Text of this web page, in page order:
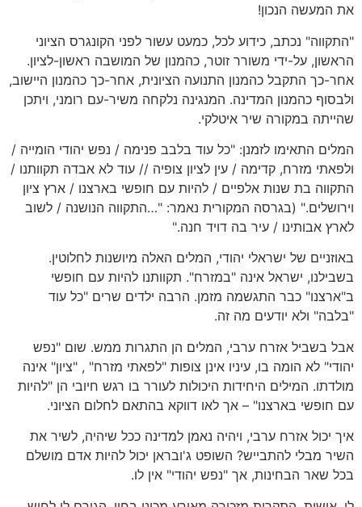
את המעשה הנכון!
"התקווה" נכתב, כידוע לכל, כמעט עשור לפני הקונגרס הציוני
הראשון, על-ידי משורר זוטר, כהמנון של המושבה ראשון-לציון.
אחר-כך התקבל כהמנון התנועה הציונית, אחר-כך כהמנון היישוב,
ולבסוף כהמנון המדינה. המנגינה נלקחה משיר-עם רומני, ויתכן
שהייתה במקורה שיר איטלקי.
המלים התאימו לזמנן: "כל עוד בלבב פנימה / נפש יהודי הומייה /
ולפאתי מזרח, קדימה / עין לציון צופיה // עוד לא אבדה תקוותנו /
התקווה בת שנות אלפיים / להיות עם חופשי בארצנו / ארץ ציון
וירושלים." (בגרסה המקורית נאמר: "…התקווה הנושנה / לשוב
לארץ אבותינו / עיר בה דויד חנה."
באוזניים של ישראלי יהודי, המלים האלה מיושנות לחלוטין.
בשבילנו, ישראל אינה "במזרח". תקוותנו להיות עם חופשי
ב"ארצנו" כבר התגשמה מזמן. הרבה ילדים שרים "כל עוד
"בלבה" ולא יודעים מה זה.
אבל בשביל אזרח ערבי, המלים הן התגרות ממש. שום "נפש
יהודי" לא הומה בו, עיניו אינן צופות "לפאתי מזרח" , "ציון" אינה
מולדתו. המילים היחידות היכולות לעורר בו רגש חיובי הן "להיות
עם חופשי בארצנו" – אך לאו דווקא בהתאם לחלום הציוני.
איך יכול אזרח ערבי, ויהיה נאמן למדינה ככל שיהיה, לשיר את
השיר מבלי להתבייש? השופט ג'ובראן יכול להיות אדם מושלם
בכל שאר הבחינות, אך "נפש יהודי" אין לו.